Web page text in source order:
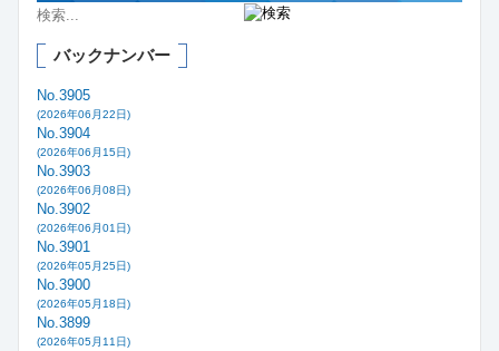
バックナンバー
No.3905
(2026年06月22日)
No.3904
(2026年06月15日)
No.3903
(2026年06月08日)
No.3902
(2026年06月01日)
No.3901
(2026年05月25日)
No.3900
(2026年05月18日)
No.3899
(2026年05月11日)